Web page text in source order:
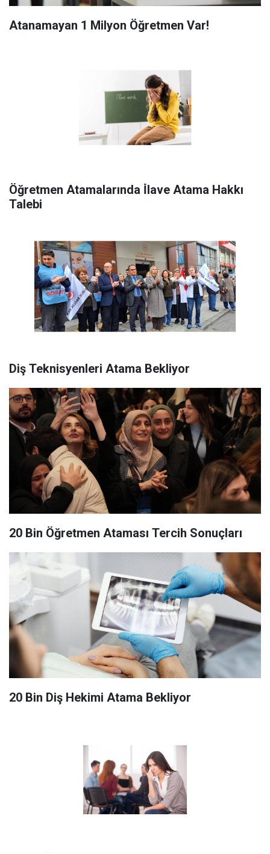
Atanamayan 1 Milyon Öğretmen Var!
Öğretmen Atamalarında İ̇lave Atama Hakkı
Talebi
Diş Teknisyenleri Atama Bekliyor
20 Bin Öğretmen Ataması Tercih Sonuçları
20 Bin Diş Hekimi Atama Bekliyor